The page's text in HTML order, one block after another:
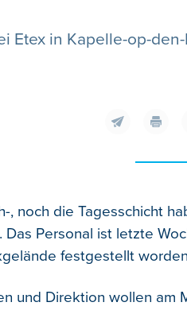
Etex in Kapelle-op-
, noch die Tagesschicht
Das Personal ist letzte
festgestellt
und Direktion wollen am